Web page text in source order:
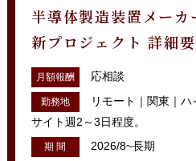
半導体製造装置メーカ
新プロジェクト 詳細
月額報酬 応相談
勤務地
リモート｜関東｜
サイト週2～3日程度。
期 間 2026/8~長期